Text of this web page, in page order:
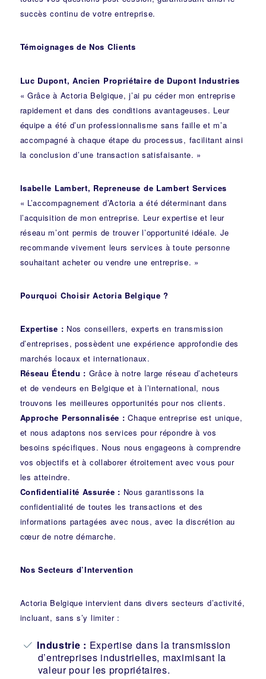
succès continu de votre entreprise.
Témoignages de Nos Clients
Luc Dupont, Ancien Propriétaire de Dupont Industries
« Grâce à Actoria Belgique, j’ai pu céder mon entreprise
rapidement et dans des conditions avantageuses. Leur
équipe a été d’un professionnalisme sans faille et m’a
accompagné à chaque étape du processus, facilitant ainsi
la conclusion d’une transaction satisfaisante. »
Isabelle Lambert, Repreneuse de Lambert Services
« L’accompagnement d’Actoria a été déterminant dans
l’acquisition de mon entreprise. Leur expertise et leur
réseau m’ont permis de trouver l’opportunité idéale. Je
recommande vivement leurs services à toute personne
souhaitant acheter ou vendre une entreprise. »
Pourquoi Choisir Actoria Belgique ?
Expertise : Nos conseillers, experts en transmission
d’entreprises, possèdent une expérience approfondie des
marchés locaux et internationaux.
Réseau Étendu : Grâce à notre large réseau d’acheteurs
et de vendeurs en Belgique et à l’international, nous
trouvons les meilleures opportunités pour nos clients.
Approche Personnalisée : Chaque entreprise est unique,
et nous adaptons nos services pour répondre à vos
besoins spécifiques. Nous nous engageons à comprendre
vos objectifs et à collaborer étroitement avec vous pour
les atteindre.
Confidentialité Assurée : Nous garantissons la
confidentialité de toutes les transactions et des
informations partagées avec nous, avec la discrétion au
cœur de notre démarche.
Nos Secteurs d’Intervention
Actoria Belgique intervient dans divers secteurs d’activité,
incluant, sans s’y limiter :
Industrie : Expertise dans la transmission
d’entreprises industrielles, maximisant la
valeur pour les propriétaires.